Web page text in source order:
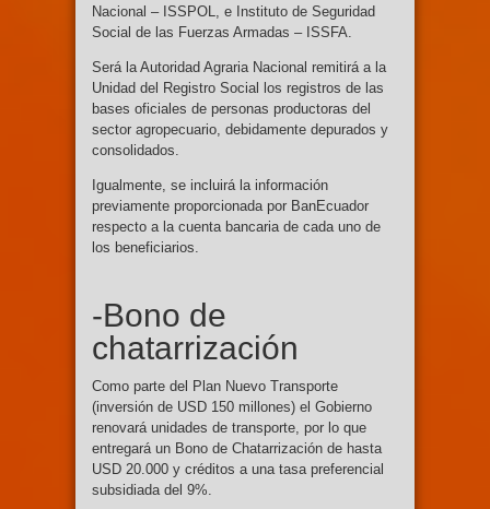
Nacional – ISSPOL, e Instituto de Seguridad
Social de las Fuerzas Armadas – ISSFA.
Será la Autoridad Agraria Nacional remitirá a la
Unidad del Registro Social los registros de las
bases oficiales de personas productoras del
sector agropecuario, debidamente depurados y
consolidados.
Igualmente, se incluirá la información
previamente proporcionada por BanEcuador
respecto a la cuenta bancaria de cada uno de
los beneficiarios.
-Bono de
chatarrización
Como parte del Plan Nuevo Transporte
(inversión de USD 150 millones) el Gobierno
renovará unidades de transporte, por lo que
entregará un Bono de Chatarrización de hasta
USD 20.000 y créditos a una tasa preferencial
subsidiada del 9%.